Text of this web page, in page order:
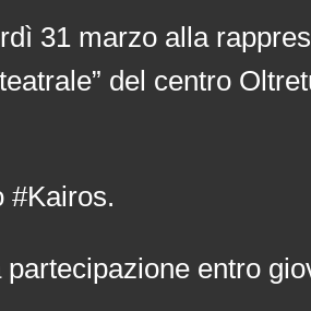
31 marzo alla
del centro
#Kairos.
entro